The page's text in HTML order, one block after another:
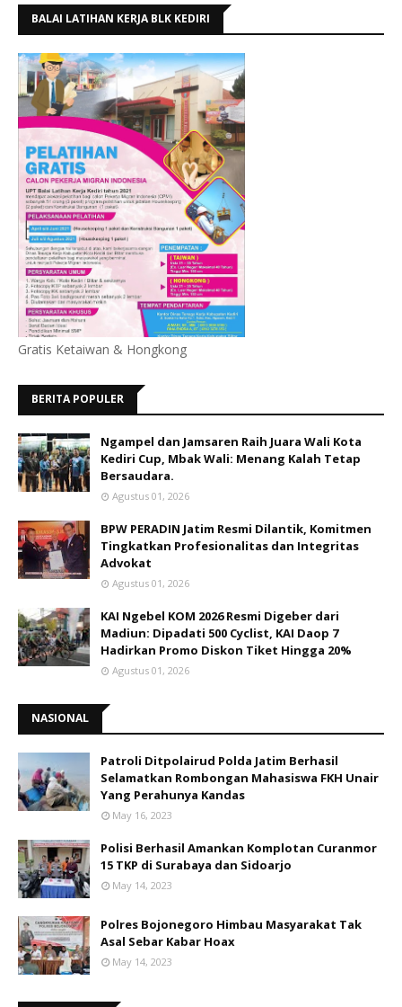
BALAI LATIHAN KERJA BLK KEDIRI
Gratis Ketaiwan & Hongkong
BERITA POPULER
Ngampel dan Jamsaren Raih Juara Wali Kota
Kediri Cup, Mbak Wali: Menang Kalah Tetap
Bersaudara.
Agustus 01, 2026
BPW PERADIN Jatim Resmi Dilantik, Komitmen
Tingkatkan Profesionalitas dan Integritas
Advokat
Agustus 01, 2026
KAI Ngebel KOM 2026 Resmi Digeber dari
Madiun: Dipadati 500 Cyclist, KAI Daop 7
Hadirkan Promo Diskon Tiket Hingga 20%
Agustus 01, 2026
NASIONAL
Patroli Ditpolairud Polda Jatim Berhasil
Selamatkan Rombongan Mahasiswa FKH Unair
Yang Perahunya Kandas
May 16, 2023
Polisi Berhasil Amankan Komplotan Curanmor
15 TKP di Surabaya dan Sidoarjo
May 14, 2023
Polres Bojonegoro Himbau Masyarakat Tak
Asal Sebar Kabar Hoax
May 14, 2023